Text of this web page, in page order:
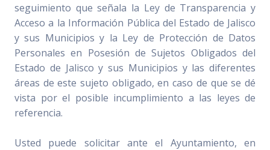
seguimiento que señala la Ley de Transparencia y
Acceso a la Información Pública del Estado de Jalisco
y sus Municipios y la Ley de Protección de Datos
Personales en Posesión de Sujetos Obligados del
Estado de Jalisco y sus Municipios y las diferentes
áreas de este sujeto obligado, en caso de que se dé
vista por el posible incumplimiento a las leyes de
referencia.
Usted puede solicitar ante el Ayuntamiento, en